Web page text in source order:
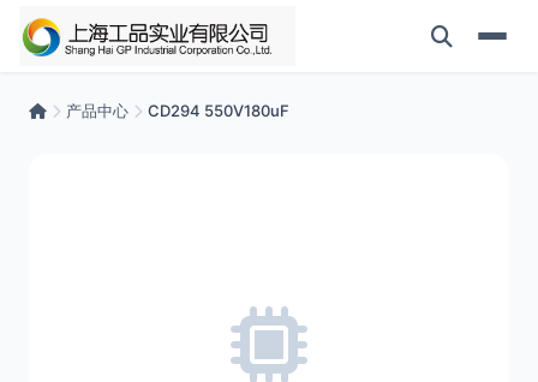
产品中心 CD294 550V180uF